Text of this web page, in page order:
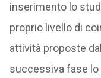
inserimento lo
proprio livello di
attività proposte dal
successiva fase lo